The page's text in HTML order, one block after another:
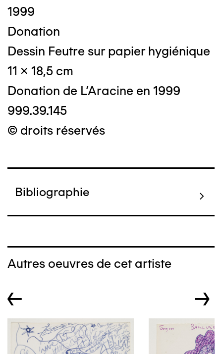
1999
Donation
Dessin Feutre sur papier hygiénique
11 x 18,5 cm
Donation de L'Aracine en 1999
999.39.145
© droits réservés
Bibliographie
Autres oeuvres de cet artiste
← →